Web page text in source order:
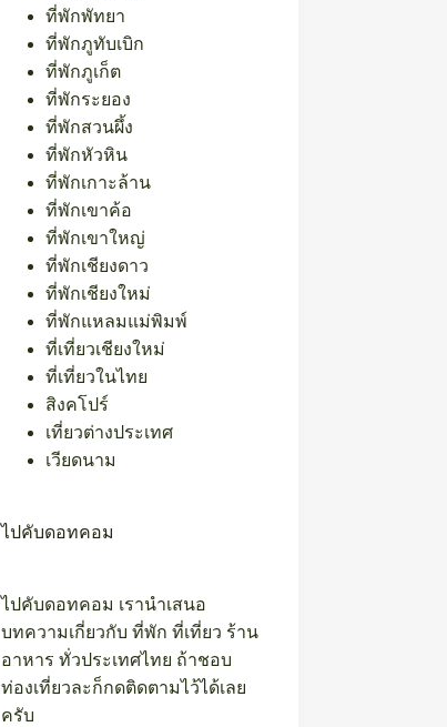
ที่พักพัทยา
ที่พักภูทับเบิก
ที่พักภูเก็ต
ที่พักระยอง
ที่พักสวนผึ้ง
ที่พักหัวหิน
ที่พักเกาะล้าน
ที่พักเขาค้อ
ที่พักเขาใหญ่
ที่พักเชียงดาว
ที่พักเชียงใหม่
ที่พักแหลมแม่พิมพ์
ที่เที่ยวเชียงใหม่
ที่เที่ยวในไทย
สิงคโปร์
เที่ยวต่างประเทศ
เวียดนาม
ไปคับดอทคอม
ไปคับดอทคอม เรานำเสนอ
บทความเกี่ยวกับ ที่พัก ที่เที่ยว ร้าน
อาหาร ทั่วประเทศไทย ถ้าชอบ
ท่องเที่ยวละก็กดติดตามไว้ได้เลย
ครับ